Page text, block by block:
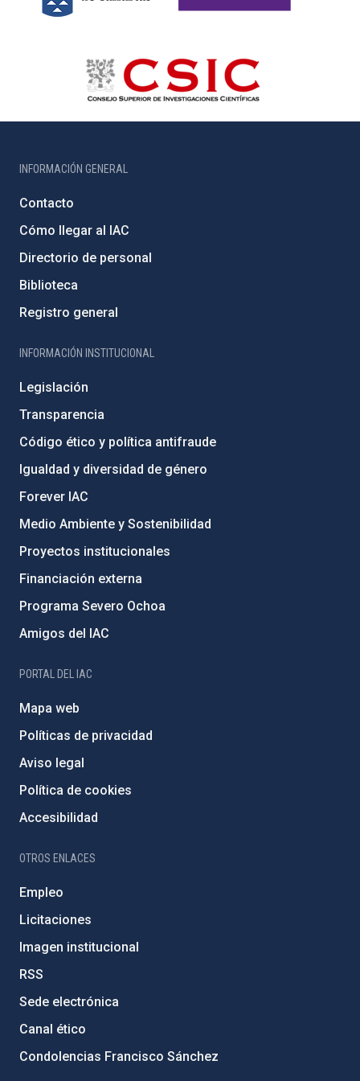
INFORMACIÓN GENERAL
Contacto
Cómo llegar al IAC
Directorio de personal
Biblioteca
Registro general
INFORMACIÓN INSTITUCIONAL
Legislación
Transparencia
Código ético y política antifraude
Igualdad y diversidad de género
Forever IAC
Medio Ambiente y Sostenibilidad
Proyectos institucionales
Financiación externa
Programa Severo Ochoa
Amigos del IAC
PORTAL DEL IAC
Mapa web
Políticas de privacidad
Aviso legal
Política de cookies
Accesibilidad
OTROS ENLACES
Empleo
Licitaciones
Imagen institucional
RSS
Sede electrónica
Canal ético
Condolencias Francisco Sánchez